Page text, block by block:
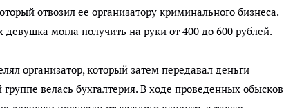
отвозил ее организатору криминального бизнеса.
могла получить на руки от 400 до 600 рублей.
организатор, который затем передавал деньги
велась бухгалтерия. В ходе проведенных обысков